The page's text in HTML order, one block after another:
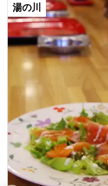
湯の川